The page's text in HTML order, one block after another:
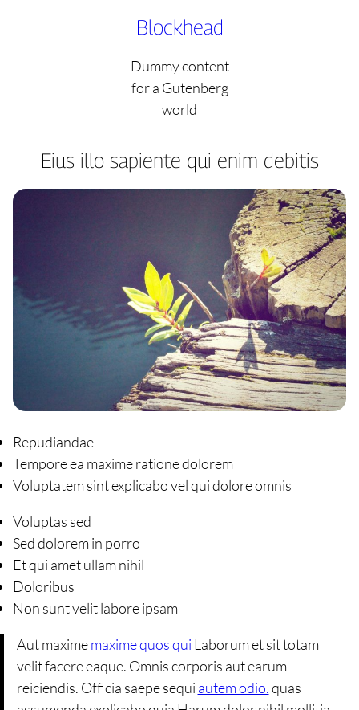
Blockhead
Dummy content
for a Gutenberg
world
Eius illo sapiente qui enim debitis
Repudiandae
Tempore ea maxime ratione dolorem
Voluptatem sint explicabo vel qui dolore omnis
Voluptas sed
Sed dolorem in porro
Et qui amet ullam nihil
Doloribus
Non sunt velit labore ipsam
Aut maximemaxime quos qui Laborum et sit totam
velit facere eaque. Omnis corporis aut earum
reiciendis. Officia saepe sequi autem odio.quas